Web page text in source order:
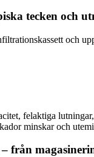
tecken och
och
felaktiga
minskar och
– från